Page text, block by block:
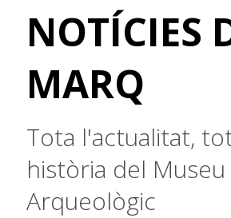
NOTÍCIES
MARQ
Tota l'actualitat,
història del Museu
Arqueològic